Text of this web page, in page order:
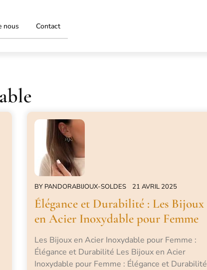
nous Contact
BY PANDORABIJOUX-SOLDES 21 AVRIL 2025
Élégance et Durabilité : Les Bijoux
en Acier Inoxydable pour Femme
Les Bijoux en Acier Inoxydable pour Femme :
Élégance et Durabilité Les Bijoux en Acier
Inoxydable pour Femme : Élégance et Durabilité